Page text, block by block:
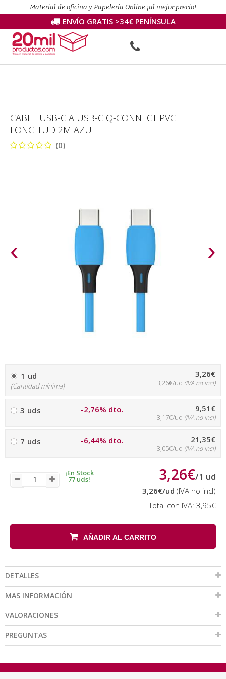
Material de oficina y Papelería Online ¡al mejor precio!
ENVÍO GRATIS >34€ PENÍNSULA
CABLE USB-C A USB-C Q-CONNECT PVC
LONGITUD 2M AZUL
(0)
‹ ›
1 ud
(Cantidad mínima)
3,26€
3,26€/ud (IVA no incl)
3 uds -2,76% dto. 9,51€
3,17€/ud (IVA no incl)
7 uds -6,44% dto. 21,35€
3,05€/ud (IVA no incl)
¡En Stock
77 uds! 3,26€/1 ud
3,26€/ud (IVA no incl)
Total con IVA: 3,95€
AÑADIR AL CARRITO
DETALLES
MAS INFORMACIÓN
VALORACIONES
PREGUNTAS